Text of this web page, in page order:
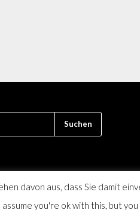
davon aus, dass Sie damit
you're ok with this, but